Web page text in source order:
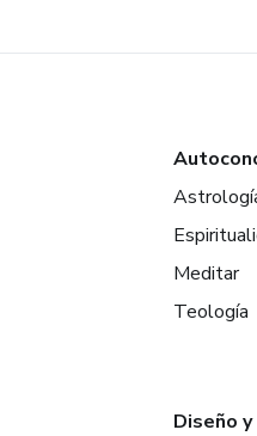
Meditar
Teología
Diseño